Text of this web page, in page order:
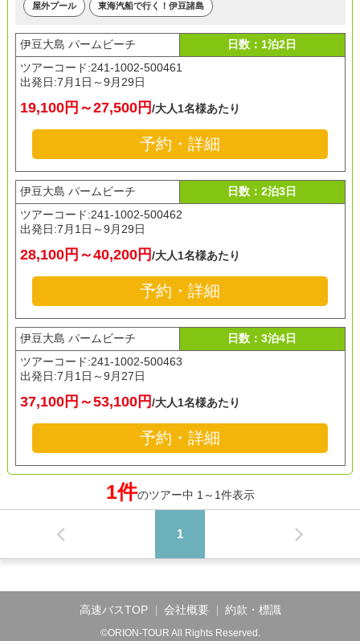
屋外プール 東海汽船で行く！伊豆諸島
伊豆大島 パームビーチ
日数：1泊2日
ツアーコード:241-1002-500461
出発日:7月1日～9月29日
19,100円～27,500円/大人1名様あたり
予約・詳細
伊豆大島 パームビーチ
日数：2泊3日
ツアーコード:241-1002-500462
出発日:7月1日～9月29日
28,100円～40,200円/大人1名様あたり
予約・詳細
伊豆大島 パームビーチ
日数：3泊4日
ツアーコード:241-1002-500463
出発日:7月1日～9月27日
37,100円～53,100円/大人1名様あたり
予約・詳細
1件のツアー中 1～1件表示
1
高速バスTOP 会社概要 約款・標識
©ORION-TOUR All Rights Reserved.